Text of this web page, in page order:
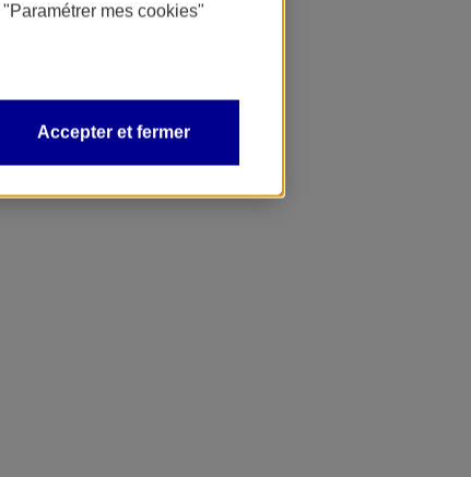
"Paramétrer mes cookies"
Accepter et fermer